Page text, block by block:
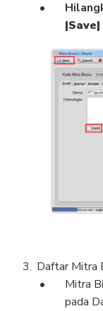
|Save|
Daftar Mitra
Mitra
pada